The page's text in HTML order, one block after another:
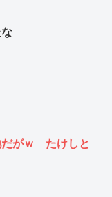
だがｗ たけしと